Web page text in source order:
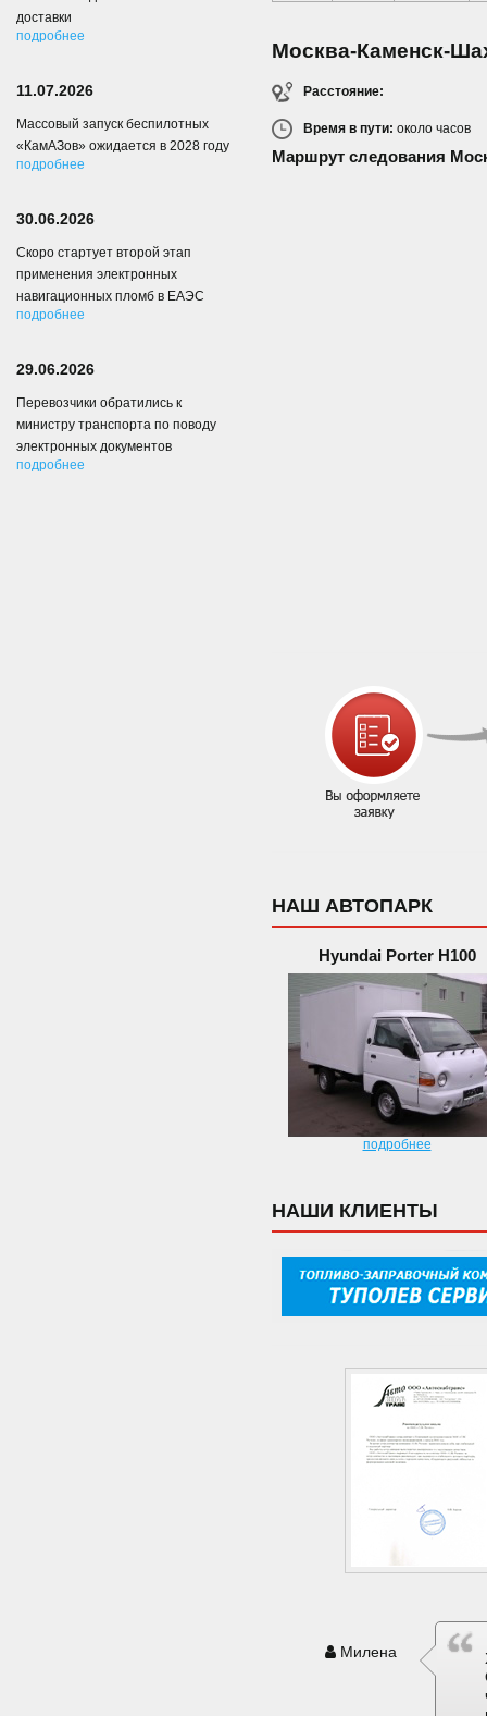
Москва-Каменск-
Расстояние:
Время в пути: около часов
Маршрут следования
НАШ АВТОПАРК
Hyundai Porter H100
подробнее
НАШИ КЛИЕНТЫ
Милена
доставки
подробнее
11.07.2026
Массовый запуск беспилотных
«КамАЗов» ожидается в 2028 году
подробнее
30.06.2026
Скоро стартует второй этап
применения электронных
навигационных пломб в ЕАЭС
подробнее
29.06.2026
Перевозчики обратились к
министру транспорта по поводу
электронных документов
подробнее